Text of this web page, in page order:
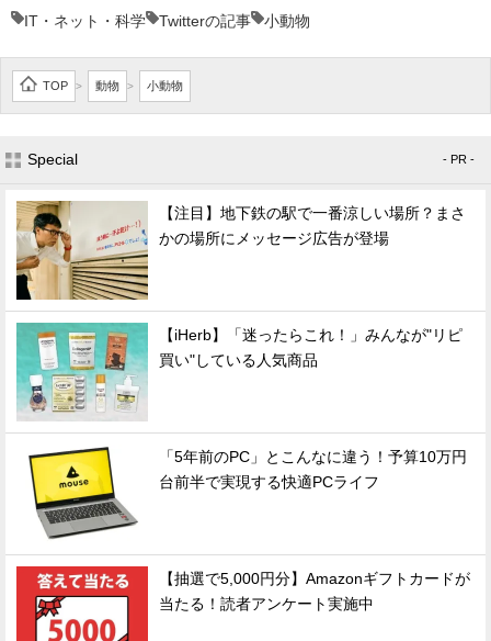
IT・ネット・科学 Twitterの記事 小動物
TOP > 動物 > 小動物
Special - PR -
【注目】地下鉄の駅で一番涼しい場所？まさ
かの場所にメッセージ広告が登場
【iHerb】「迷ったらこれ！」みんなが"リピ
買い"している人気商品
「5年前のPC」とこんなに違う！予算10万円
台前半で実現する快適PCライフ
【抽選で5,000円分】Amazonギフトカードが
当たる！読者アンケート実施中